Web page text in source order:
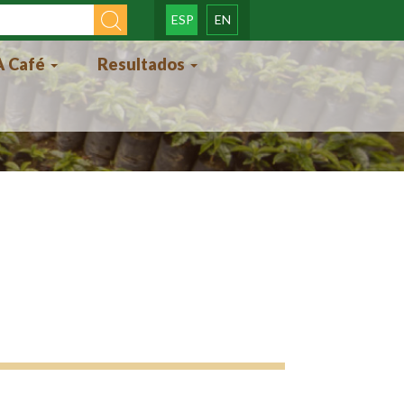
de
ESP EN
Café Resultados